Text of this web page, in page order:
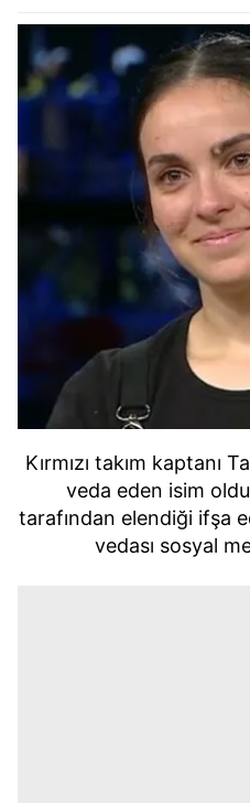
Kırmızı takım kaptanı
veda eden isim
tarafından elendiği ifşa
vedası sosyal